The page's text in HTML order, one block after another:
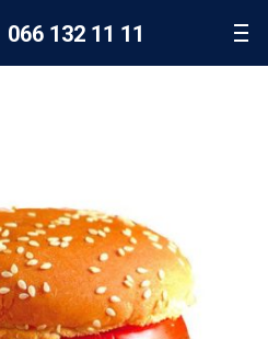
066 132 11 11